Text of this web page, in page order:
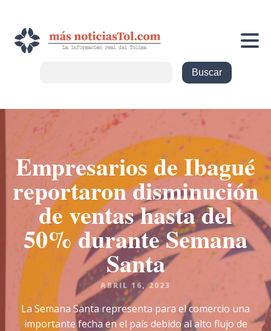
Empresarios de Ibagué
reportaron disminución
de ventas hasta del
50% durante Semana
Santa
ABRIL 16, 2023
La Semana Santa representa para el comercio una
importante fecha en el país debido al alto flujo de